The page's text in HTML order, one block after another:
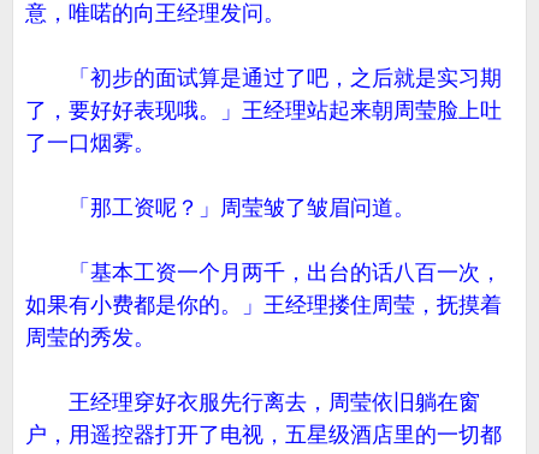
意，唯喏的向王经理发问。
「初步的面试算是通过了吧，之后就是实习期
了，要好好表现哦。」王经理站起来朝周莹脸上吐
了一口烟雾。
「那工资呢？」周莹皱了皱眉问道。
「基本工资一个月两千，出台的话八百一次，
如果有小费都是你的。」王经理搂住周莹，抚摸着
周莹的秀发。
王经理穿好衣服先行离去，周莹依旧躺在窗
户，用遥控器打开了电视，五星级酒店里的一切都